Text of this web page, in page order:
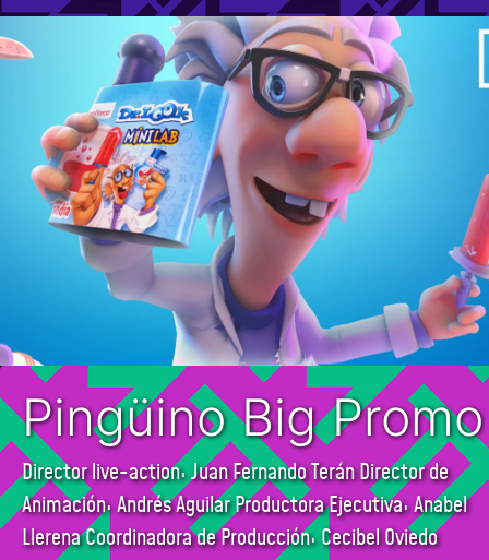
Pingüino Big Promo
Director live-action: Juan Fernando Terán Director de
Animación: Andrés Aguilar Productora Ejecutiva: Anabel
Llerena Coordinadora de Producción: Cecibel Oviedo